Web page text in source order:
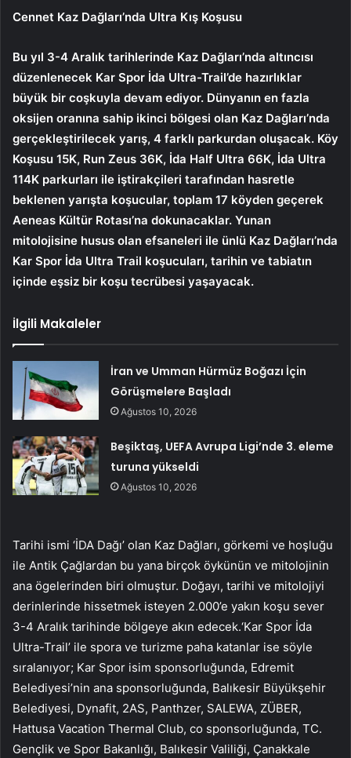
Cennet Kaz Dağları’nda Ultra Kış Koşusu
Bu yıl 3-4 Aralık tarihlerinde Kaz Dağları’nda altıncısı
düzenlenecek Kar Spor İda Ultra-Trail’de hazırlıklar
büyük bir coşkuyla devam ediyor. Dünyanın en fazla
oksijen oranına sahip ikinci bölgesi olan Kaz Dağları’nda
gerçekleştirilecek yarış, 4 farklı parkurdan oluşacak. Köy
Koşusu 15K, Run Zeus 36K, İda Half Ultra 66K, İda Ultra
114K parkurları ile iştirakçileri tarafından hasretle
beklenen yarışta koşucular, toplam 17 köyden geçerek
Aeneas Kültür Rotası’na dokunacaklar. Yunan
mitolojisine husus olan efsaneleri ile ünlü Kaz Dağları’nda
Kar Spor İda Ultra Trail koşucuları, tarihin ve tabiatın
içinde eşsiz bir koşu tecrübesi yaşayacak.
İlgili Makaleler
İran ve Umman Hürmüz Boğazı İçin
Görüşmelere Başladı
Ağustos 10, 2026
Beşiktaş, UEFA Avrupa Ligi’nde 3. eleme
turuna yükseldi
Ağustos 10, 2026
Tarihi ismi ‘İDA Dağı’ olan Kaz Dağları, görkemi ve hoşluğu
ile Antik Çağlardan bu yana birçok öykünün ve mitolojinin
ana ögelerinden biri olmuştur. Doğayı, tarihi ve mitolojiyi
derinlerinde hissetmek isteyen 2.000’e yakın koşu sever
3-4 Aralık tarihinde bölgeye akın edecek.‘Kar Spor İda
Ultra-Trail’ ile spora ve turizme paha katanlar ise söyle
sıralanıyor; Kar Spor isim sponsorluğunda, Edremit
Belediyesi’nin ana sponsorluğunda, Balıkesir Büyükşehir
Belediyesi, Dynafit, 2AS, Panthzer, SALEWA, ZÜBER,
Hattusa Vacation Thermal Club, co sponsorluğunda, TC.
Gençlik ve Spor Bakanlığı, Balıkesir Valiliği, Çanakkale